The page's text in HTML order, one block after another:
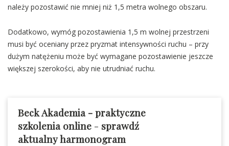
należy pozostawić nie mniej niż 1,5 metra wolnego obszaru.
Dodatkowo, wymóg pozostawienia 1,5 m wolnej przestrzeni
musi być oceniany przez pryzmat intensywności ruchu – przy
dużym natężeniu może być wymagane pozostawienie jeszcze
większej szerokości, aby nie utrudniać ruchu.
Beck Akademia - praktyczne
szkolenia online - sprawdź
aktualny harmonogram